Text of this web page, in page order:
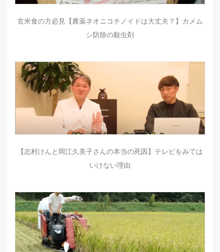
玄米食の方必見【農薬ネオニコチノイドは大丈夫？】カメム
シ防除の殺虫剤
【志村けんと岡江久美子さんの本当の死因】テレビをみては
いけない理由